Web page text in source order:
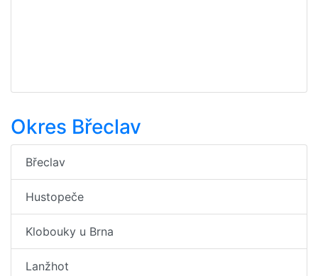
Okres Břeclav
Břeclav
Hustopeče
Klobouky u Brna
Lanžhot